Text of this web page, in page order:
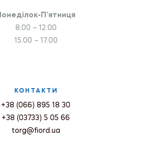
П’ятниця
8.00 – 12.00
15.00 – 17.00
КОНТАКТИ
+38 (066) 895 18 30
+38 (03733) 5 05 66
torg@fiord.ua